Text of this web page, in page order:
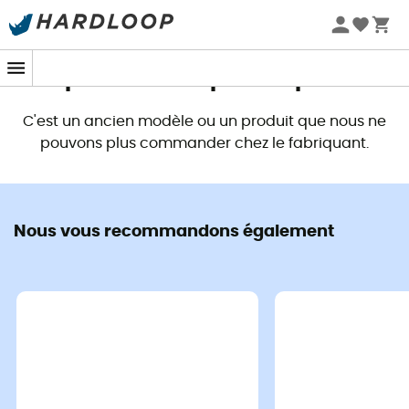
Promos d'été 🔥 -5 % EXTRA dès 2 produits* code Summer5
C'est un ancien modèle ou un produit que nous ne
pouvons plus commander chez le fabriquant.
Nous vous recommandons également